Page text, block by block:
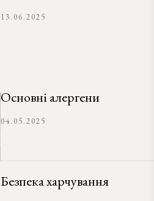
13.06.2025
Основні алергени
04.05.2025
Безпека харчування